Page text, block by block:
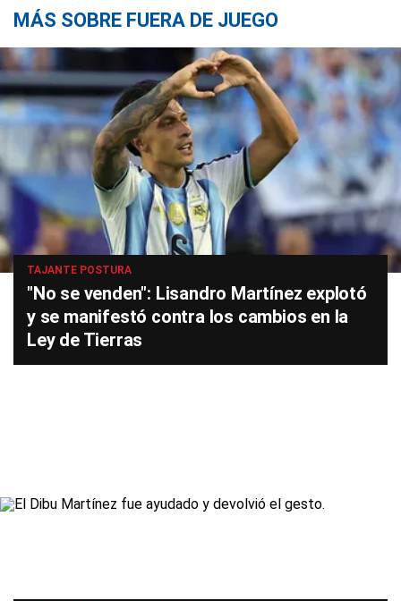
MÁS SOBRE FUERA DE JUEGO
TAJANTE POSTURA
"No se venden": Lisandro Martínez explotó
y se manifestó contra los cambios en la
Ley de Tierras